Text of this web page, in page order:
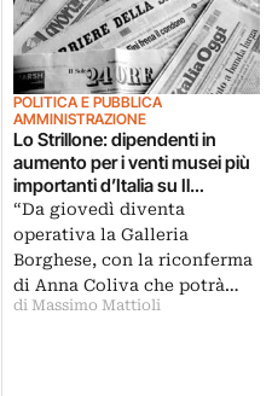
POLITICA E PUBBLICA
AMMINISTRAZIONE
Lo Strillone: dipendenti in
aumento per i venti musei più
importanti d’Italia su Il
Messaggero. E poi Street Art
su Sky Arte HD, Corto Maltese
apocrifo
“Da giovedì diventa
operativa la Galleria
Borghese, con la riconferma
di Anna Coliva che potrà…
di Massimo Mattioli